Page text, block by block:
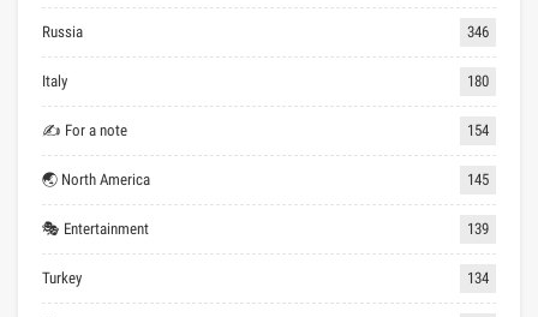
Russia 346
Italy 180
✍ For a note 154
🌏 North America 145
🎭 Entertainment 139
Turkey 134